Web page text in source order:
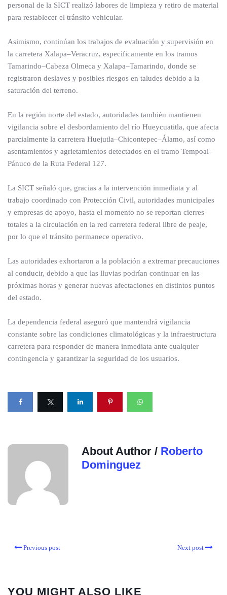
personal de la SICT realizó labores de limpieza y retiro de material
para restablecer el tránsito vehicular.
Asimismo, continúan los trabajos de evaluación y supervisión en
la carretera Xalapa–Veracruz, específicamente en los tramos
Tamarindo–Cabeza Olmeca y Xalapa–Tamarindo, donde se
registraron deslaves y posibles riesgos en taludes debido a la
saturación del terreno.
En la región norte del estado, autoridades también mantienen
vigilancia sobre el desbordamiento del río Hueycuatitla, que afecta
parcialmente la carretera Huejutla–Chicontepec–Álamo, así como
asentamientos y agrietamientos detectados en el tramo Tempoal–
Pánuco de la Ruta Federal 127.
La SICT señaló que, gracias a la intervención inmediata y al
trabajo coordinado con Protección Civil, autoridades municipales
y empresas de apoyo, hasta el momento no se reportan cierres
totales a la circulación en la red carretera federal libre de peaje,
por lo que el tránsito permanece operativo.
Las autoridades exhortaron a la población a extremar precauciones
al conducir, debido a que las lluvias podrían continuar en las
próximas horas y generar nuevas afectaciones en distintos puntos
del estado.
La dependencia federal aseguró que mantendrá vigilancia
constante sobre las condiciones climatológicas y la infraestructura
carretera para responder de manera inmediata ante cualquier
contingencia y garantizar la seguridad de los usuarios.
About Author / Roberto
Dominguez
Previous post Next post
YOU MIGHT ALSO LIKE